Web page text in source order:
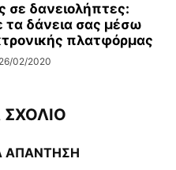
σε δανειολήπτες:
τα δάνεια σας μέσω
πλατφόρμας
26/02/2020
ΑΠΑΝΤΗΣΗ